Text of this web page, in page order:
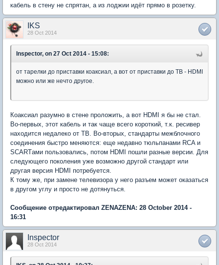
кабель в стену не спрятан, а из лоджии идёт прямо в розетку.
IKS
28 Oct 2014
Inspector, on 27 Oct 2014 - 15:08:
от тарелки до приставки коаксиал, а вот от приставки до ТВ - HDMI
можно или же нечто другое.
Коаксиал разумно в стене проложить, а вот HDMI я бы не стал.
Во-первых, этот кабель и так чаще всего короткий, т.к. ресивер
находится недалеко от ТВ. Во-вторых, стандарты межблочного
соединения быстро меняются: еще недавно тюльпанами RCA и
SCARTами пользовались, потом HDMI пошли разные версии. Для
следующего поколения уже возможно другой стандарт или
другая версия HDMI потребуется.
К тому же, при замене телевизора у него разъем может оказаться
в другом углу и просто не дотянуться.
Сообщение отредактировал ZENAZENA: 28 October 2014 -
16:31
Inspector
28 Oct 2014